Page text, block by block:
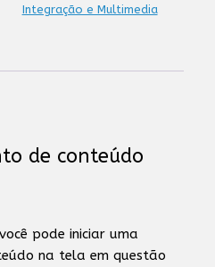
Integração e Multimedia
de conteúdo
pode iniciar uma
na tela em questão